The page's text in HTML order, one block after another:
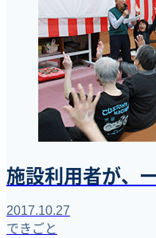
施設利用者が、
2017.10.27
できごと